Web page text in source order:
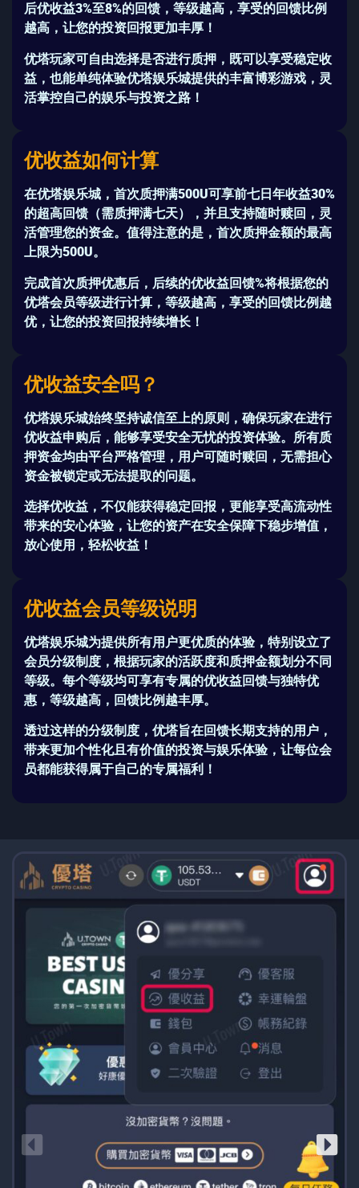
后优收益3%至8%的回馈，等级越高，享受的回馈比例
越高，让您的投资回报更加丰厚！
优塔玩家可自由选择是否进行质押，既可以享受稳定收
益，也能单纯体验优塔娱乐城提供的丰富博彩游戏，灵
活掌控自己的娱乐与投资之路！
优收益如何计算
在优塔娱乐城 ，首次质押满500U可享前七日年收益30%
的超高回馈（需质押满七天），并且支持随时赎回 ，灵
活管理您的资金。值得注意的是，首次质押金额的最高
上限为500U。
完成首次质押优惠后，后续的优收益回馈%将根据您的
优塔会员等级进行计算，等级越高，享受的回馈比例越
优，让您的投资回报持续增长！
优收益安全吗？
优塔娱乐城始终坚持诚信至上的原则，确保玩家在进行
优收益申购后，能够享受安全无忧的投资体验。所有质
押资金均由平台严格管理，用户可随时赎回 ，无需担心
资金被锁定或无法提取的问题。
选择优收益 ，不仅能获得稳定回报，更能享受高流动性
带来的安心体验，让您的资产在安全保障下稳步增值，
放心使用，轻松收益！
优收益会员等级说明
优塔娱乐城为提供所有用户更优质的体验，特别设立了
会员分级制度 ，根据玩家的活跃度和质押金额划分不同
等级。每个等级均可享有专属的优收益回馈与独特优
惠，等级越高，回馈比例越丰厚。
透过这样的分级制度， 优塔旨在回馈长期支持的用户，
带来更加个性化且有价值的投资与娱乐体验，让每位会
员都能获得属于自己的专属福利！